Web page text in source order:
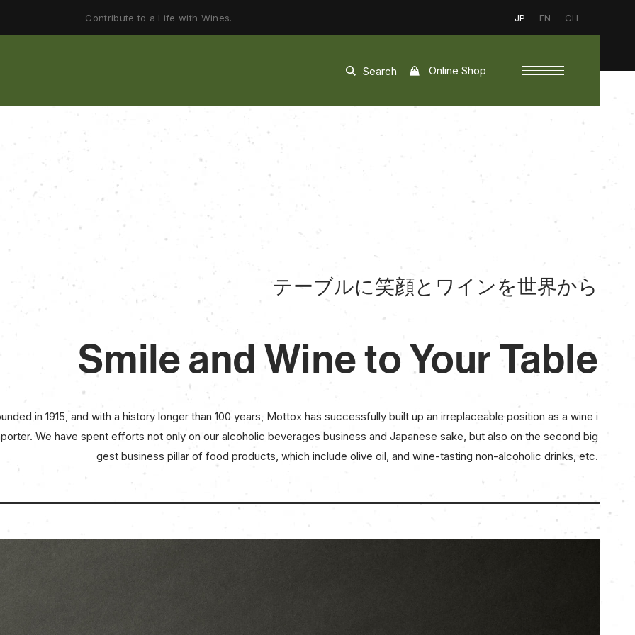
Contribute to a Life with Wines. JP EN CH
Search Online Shop
テーブルに笑顔とワインを世界から
Smile and Wine to Your Table
in 1915, and with a history longer than 100 years, Mottox has successfully built up an irreplaceable position as a wine i
We have spent efforts not only on our alcoholic beverages business and Japanese sake, but also on the second big
gest business pillar of food products, which include olive oil, and wine-tasting non-alcoholic drinks, etc.